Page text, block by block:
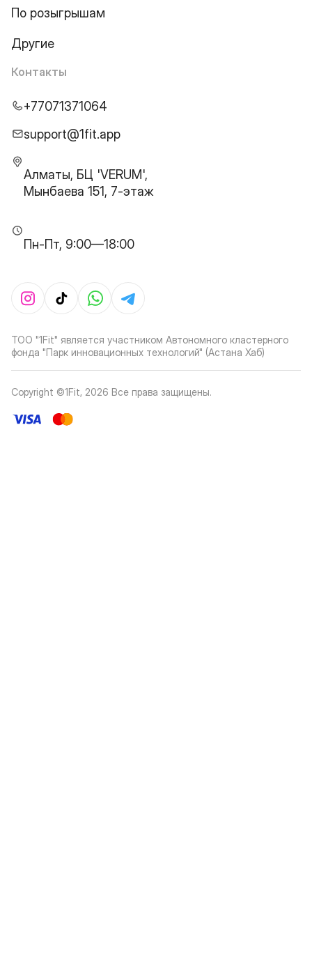
По розыгрышам
Другие
Контакты
+77071371064
support@1fit.app
Алматы, БЦ 'VERUM',
Мынбаева 151, 7-этаж
Пн-Пт, 9:00—18:00
ТОО "1Fit" является участником Автономного кластерного
фонда "Парк инновационных технологий" (Астана Хаб)
Copyright ©1Fit, 2026 Все права защищены.